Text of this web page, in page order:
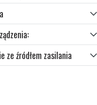
ze źródłem zasilania